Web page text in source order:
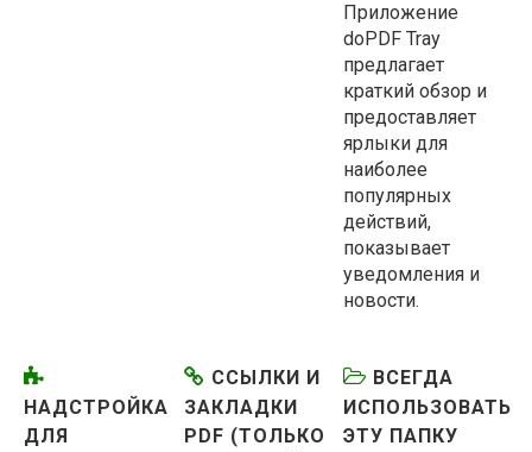
Приложение
doPDF Tray
предлагает
краткий обзор и
предоставляет
ярлыки для
наиболее
популярных
действий,
показывает
уведомления и
новости.
НАДСТРОЙКА
ДЛЯ
ССЫЛКИ И
ЗАКЛАДКИ
PDF (ТОЛЬКО
ВСЕГДА
ИСПОЛЬЗОВАТЬ
ЭТУ ПАПКУ